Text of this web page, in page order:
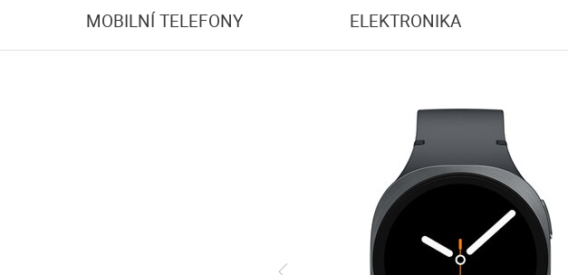
MOBILNÍ TELEFONY ELEKTRONIKA